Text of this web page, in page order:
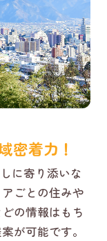
密着力！
に寄り添いな
ごとの住みや
の情報はもち
が可能です。